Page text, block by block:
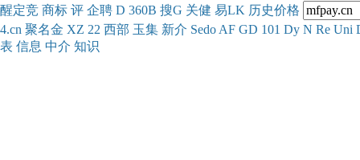
醒定竞 商标 评 企聘 D 360B 搜G 关健 易LK 历史价格
4.cn 聚名金 XZ 22 西部 玉集 新介 Sedo AF GD 101 Dy N Re Uni
表 信息 中介 知识